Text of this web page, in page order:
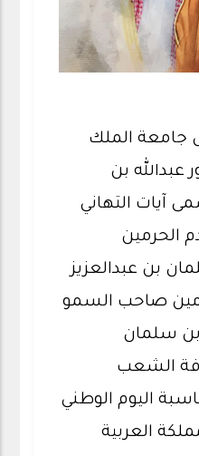
الملك
عبدالله بن
آيات التهاني
الحرمين
بن عبدالعزيز
صاحب السمو
بن سلمان
الشعب
اليوم الوطني
العربية